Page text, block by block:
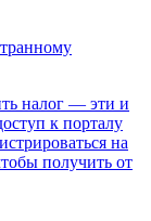
налог — эти и
к порталу
на
получить от